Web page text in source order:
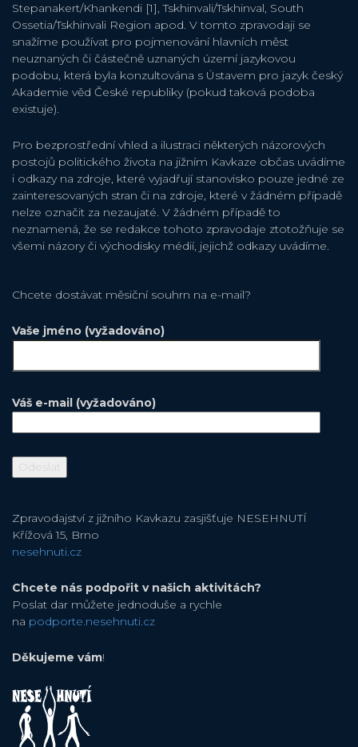
Stepanakert/Khankendi [1], Tskhinvali/Tskhinval, South
Ossetia/Tskhinvali Region apod. V tomto zpravodaji se
snažíme používat pro pojmenování hlavních měst
neuznaných či částečně uznaných území jazykovou
podobu, která byla konzultována s Ústavem pro jazyk český
Akademie věd České republiky (pokud taková podoba
existuje).
Pro bezprostřední vhled a ilustraci některých názorových
postojů politického života na jižním Kavkaze občas uvádíme
i odkazy na zdroje, které vyjadřují stanovisko pouze jedné ze
zainteresovaných stran či na zdroje, které v žádném případě
nelze označit za nezaujaté. V žádném případě to
neznamená, že se redakce tohoto zpravodaje ztotožňuje se
všemi názory či východisky médií, jejichž odkazy uvádíme.
Chcete dostávat měsiční souhrn na e-mail?
Vaše jméno (vyžadováno)
Váš e-mail (vyžadováno)
Zpravodajství z jižního Kavkazu zasjišťuje NESEHNUTÍ
Křížová 15, Brno
nesehnuti.cz
Chcete nás podpořit v našich aktivitách?
Poslat dar můžete jednoduše a rychle
na podporte.nesehnuti.cz
Děkujeme vám!